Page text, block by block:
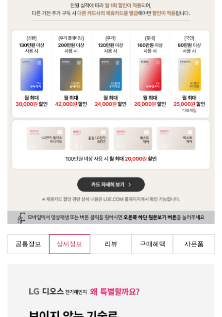
공통정보 상세정보 리뷰 구매혜택 사은품